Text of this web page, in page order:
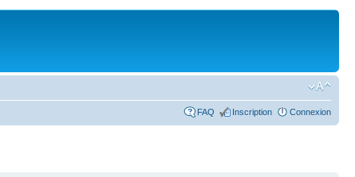
FAQ Inscription Connexion